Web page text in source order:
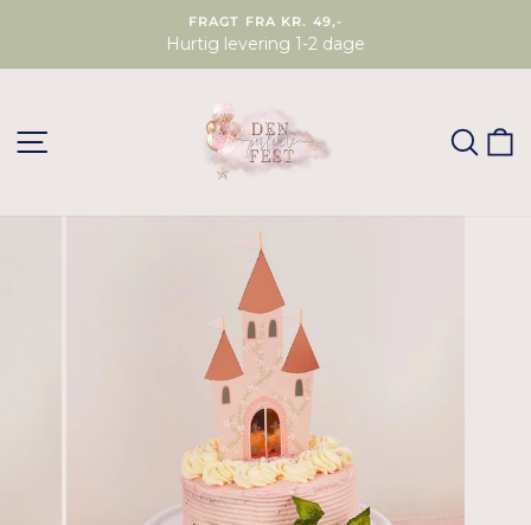
FRAGT FRA KR. 49,-
Hurtig levering 1-2 dage
SØG